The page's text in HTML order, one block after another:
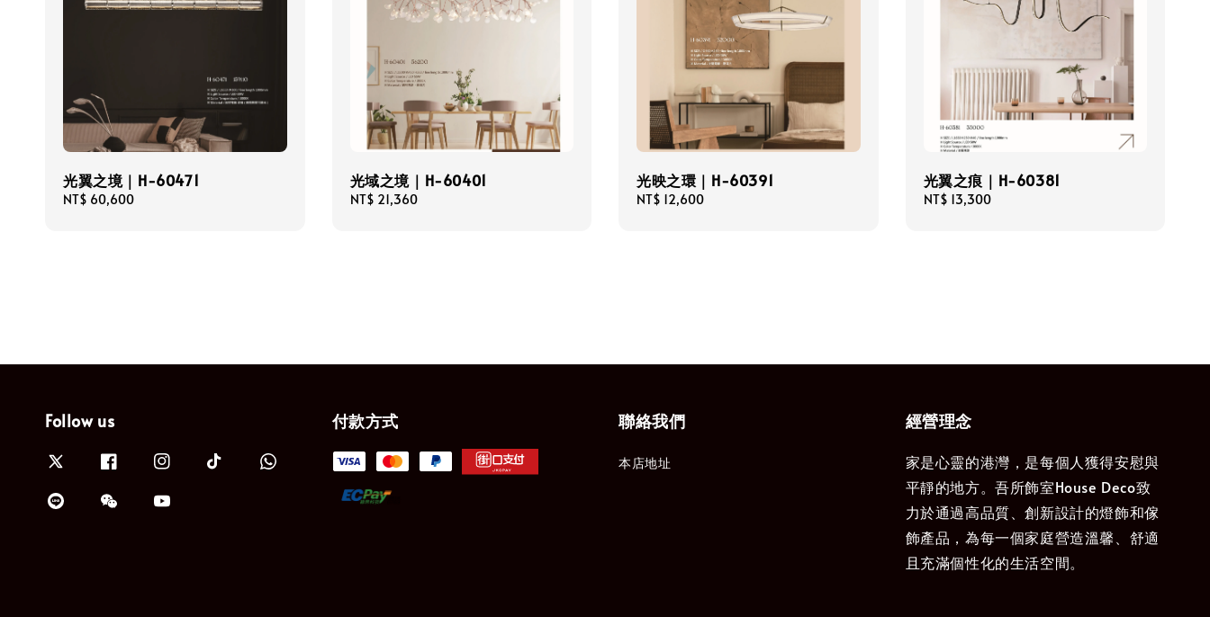
光翼之境｜H-60471
Regular
NT$ 60,600
光域之境｜H-60401
Regular
NT$ 21,360
光映之環｜H-60391
Regular
NT$ 12,600
光翼之痕｜H-60381
Regular
NT$ 13,300
Follow us 付款方式 聯絡我們
本店地址
經營理念
家是心靈的港灣，是每個人獲得安慰與
平靜的地方。吾所飾室House Deco致
力於通過高品質、創新設計的燈飾和傢
飾產品，為每一個家庭營造溫馨、舒適
且充滿個性化的生活空間。